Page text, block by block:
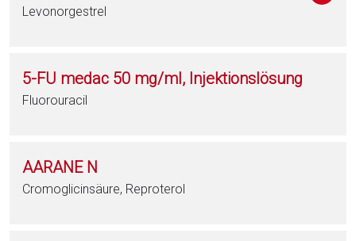
Levonorgestrel
5-FU medac 50 mg/ml, Injektionslösung
Fluorouracil
AARANE N
Cromoglicinsäure, Reproterol